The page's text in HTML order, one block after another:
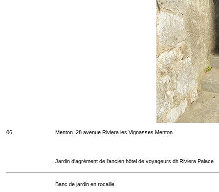
06 Menton. 28 avenue Riviera les Vignasses Menton
Jardin d'agrément de l'ancien hôtel de voyageurs dit Riviera Palace
Banc de jardin en rocaille.